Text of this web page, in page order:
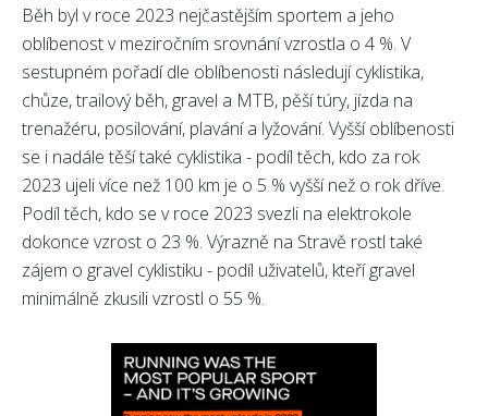
Běh byl v roce 2023 nejčastějším sportem a jeho
oblíbenost v meziročním srovnání vzrostla o 4 %. V
sestupném pořadí dle oblíbenosti následují cyklistika,
chůze, trailový běh, gravel a MTB, pěší túry, jízda na
trenažéru, posilování, plavání a lyžování. Vyšší oblíbenosti
se i nadále těší také cyklistika - podíl těch, kdo za rok
2023 ujeli více než 100 km je o 5 % vyšší než o rok dříve.
Podíl těch, kdo se v roce 2023 svezli na elektrokole
dokonce vzrost o 23 %. Výrazně na Stravě rostl také
zájem o gravel cyklistiku - podíl uživatelů, kteří gravel
minimálně zkusili vzrostl o 55 %.